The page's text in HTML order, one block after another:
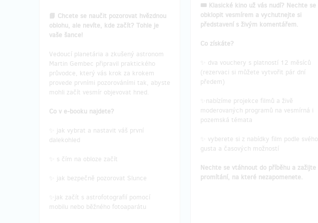
📘 Chcete se naučit pozorovat hvězdnou
oblohu, ale nevíte, kde začít? Tohle je
vaše šance!
Vedoucí planetária a zkušený astronom
Martin Gembec připravil praktického
průvodce, který vás krok za krokem
provede prvními pozorováními tak, abyste
mohli začít vesmír objevovat hned.
Co v e-booku najdete?
✨ jak vybrat a nastavit váš první
dalekohled
✨ s čím na obloze začít
✨ jak bezpečně pozorovat Slunce
✨jak začít s astrofotografií pomocí
mobilu nebo běžného fotoaparátu
🎟️ Klasické kino už vás nudí? Nechte se
obklopit vesmírem a vychutnejte si
představení s živým komentářem.
Co získáte?
✨ dva vouchery s platností 12 měsíců
(rezervaci si můžete vytvořit pár dní
předem)
✨nabízíme projekce filmů a živě
moderovaných programů na vesmírná i
pozemská témata
✨ vyberete si z nabídky film podle svého
gusta a časových možností
Nechte se vtáhnout do příběhu a zažijte
promítání, na které nezapomenete.